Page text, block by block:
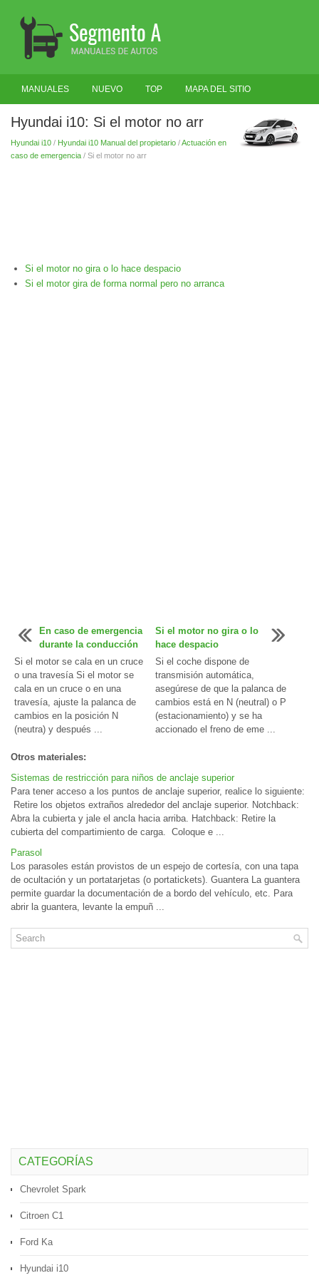
MANUALES NUEVO TOP MAPA DEL SITIO
BUSCAR
Hyundai i10: Si el motor no arr
Hyundai i10 / Hyundai i10 Manual del propietario /Actuación en
caso de emergencia / Si el motor no arr
Si el motor no gira o lo hace despacio
Si el motor gira de forma normal pero no arranca
En caso de emergencia
durante la conducción
Si el motor se cala en un cruce
o una travesía Si el motor se
cala en un cruce o en una
travesía, ajuste la palanca de
cambios en la posición N
(neutra) y después ...
Si el motor no gira o lo
hace despacio
Si el coche dispone de
transmisión automática,
asegúrese de que la palanca de
cambios está en N (neutral) o P
(estacionamiento) y se ha
accionado el freno de eme ...
Otros materiales:
Sistemas de restricción para niños de anclaje superior
Para tener acceso a los puntos de anclaje superior, realice lo siguiente:
Retire los objetos extraños alrededor del anclaje superior. Notchback:
Abra la cubierta y jale el ancla hacia arriba. Hatchback: Retire la
cubierta del compartimiento de carga. Coloque e ...
Parasol
Los parasoles están provistos de un espejo de cortesía, con una tapa
de ocultación y un portatarjetas (o portatickets). Guantera La guantera
permite guardar la documentación de a bordo del vehículo, etc. Para
abrir la guantera, levante la empuñ ...
CATEGORÍAS
Chevrolet Spark
Citroen C1
Ford Ka
Hyundai i10